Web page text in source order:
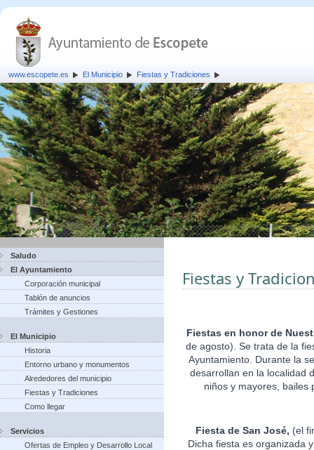
www.escopete.es El Municipio Fiestas y Tradiciones
Saludo
El Ayuntamiento
Corporación municipal
Tablón de anuncios
Trámites y Gestiones
El Municipio
Historia
Entorno urbano y monumentos
Alrededores del municipio
Fiestas y Tradiciones
Como llegar
Servicios
Ofertas de Empleo y Desarrollo Local
Fiestas y
Fiestas en honor de
de agosto). Se trata de la
Ayuntamiento. Durante la
desarrollan en la localidad
niños y mayores, bailes
Fiesta de San José, (el
Dicha fiesta es organizada